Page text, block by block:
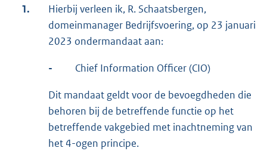
1.
Hierbij verleen ik, R. Schaatsbergen,
domeinmanager Bedrijfsvoering, op 23 januari
2023 ondermandaat aan:
- Chief Information Officer (CIO)
Dit mandaat geldt voor de bevoegdheden die
behoren bij de betreffende functie op het
betreffende vakgebied met inachtneming van
het 4-ogen principe.